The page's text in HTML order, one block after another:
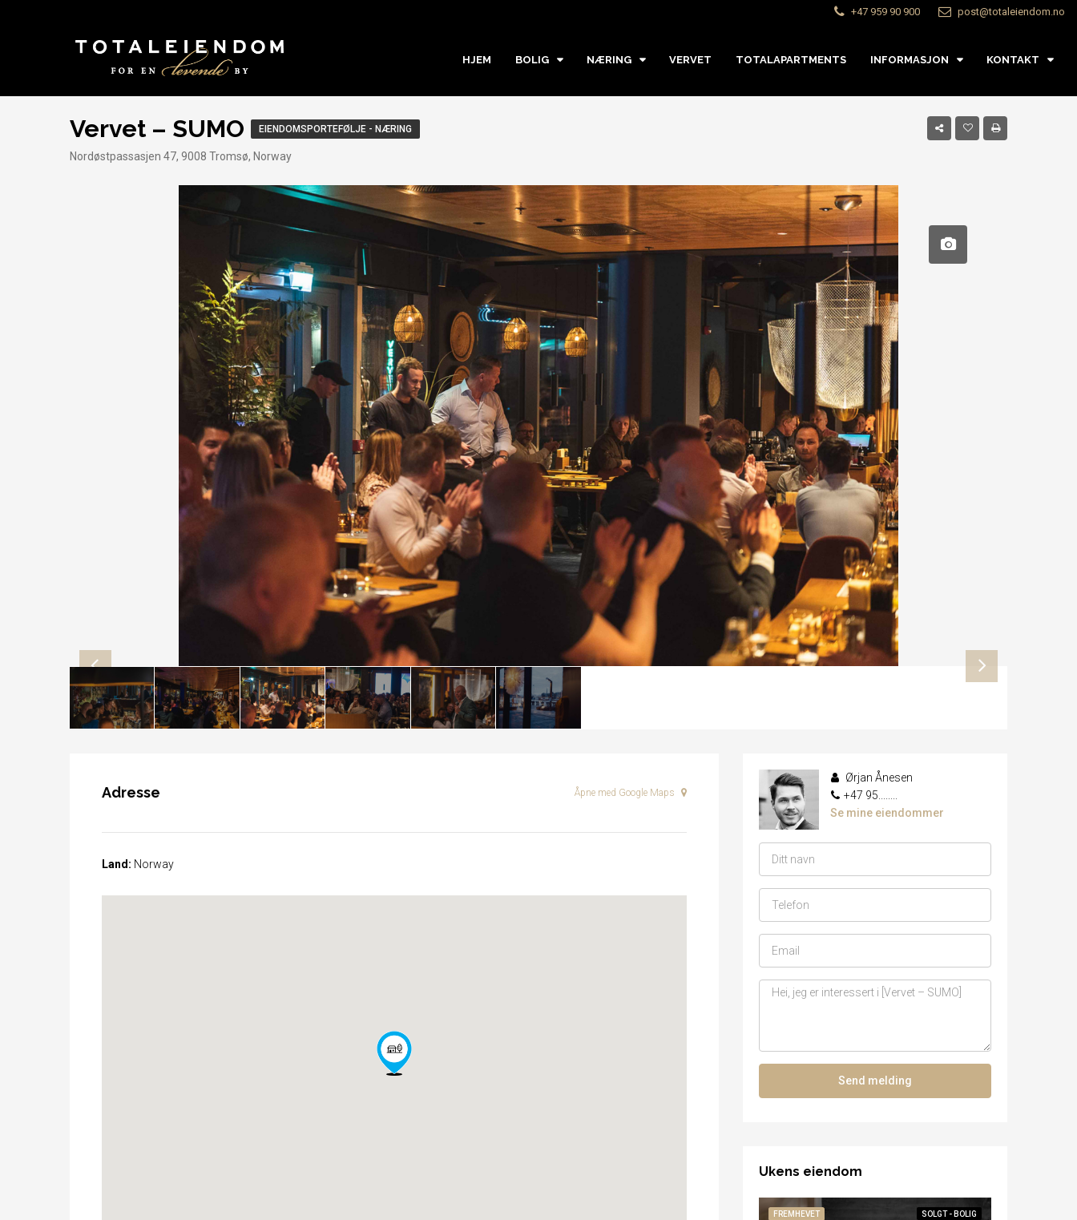
+47 959 90 900 post@totaleiendom.no
HJEM BOLIG NÆRING VERVET TOTALAPARTMENTS INFORMASJON KONTAKT
Vervet – SUMO EIENDOMSPORTEFØLJE - NÆRING
Nordøstpassasjen 47, 9008 Tromsø, Norway
Adresse Åpne med Google Maps
Land: Norway
Ørjan Ånesen
+47 95........
Se mine eiendommer
Send melding
Ukens eiendom
FREMHEVET SOLGT - BOLIG